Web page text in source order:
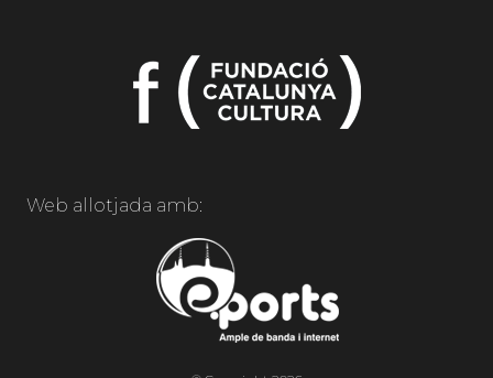
Web allotjada amb: